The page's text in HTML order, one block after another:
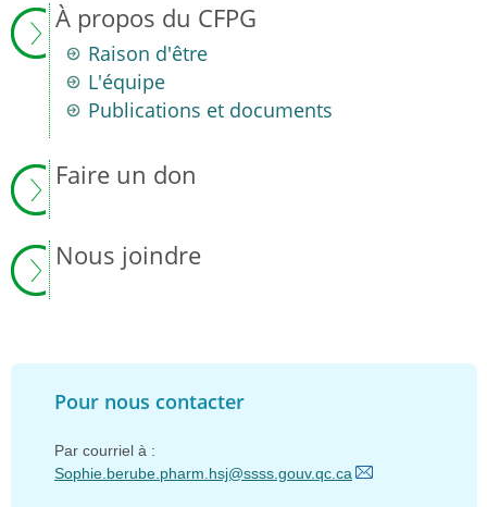
À propos du CFPG
Raison d'être
L'équipe
Publications et documents
Faire un don
Nous joindre
Pour nous contacter
Par courriel à :
Sophie.berube.pharm.hsj@ssss.gouv.qc.ca